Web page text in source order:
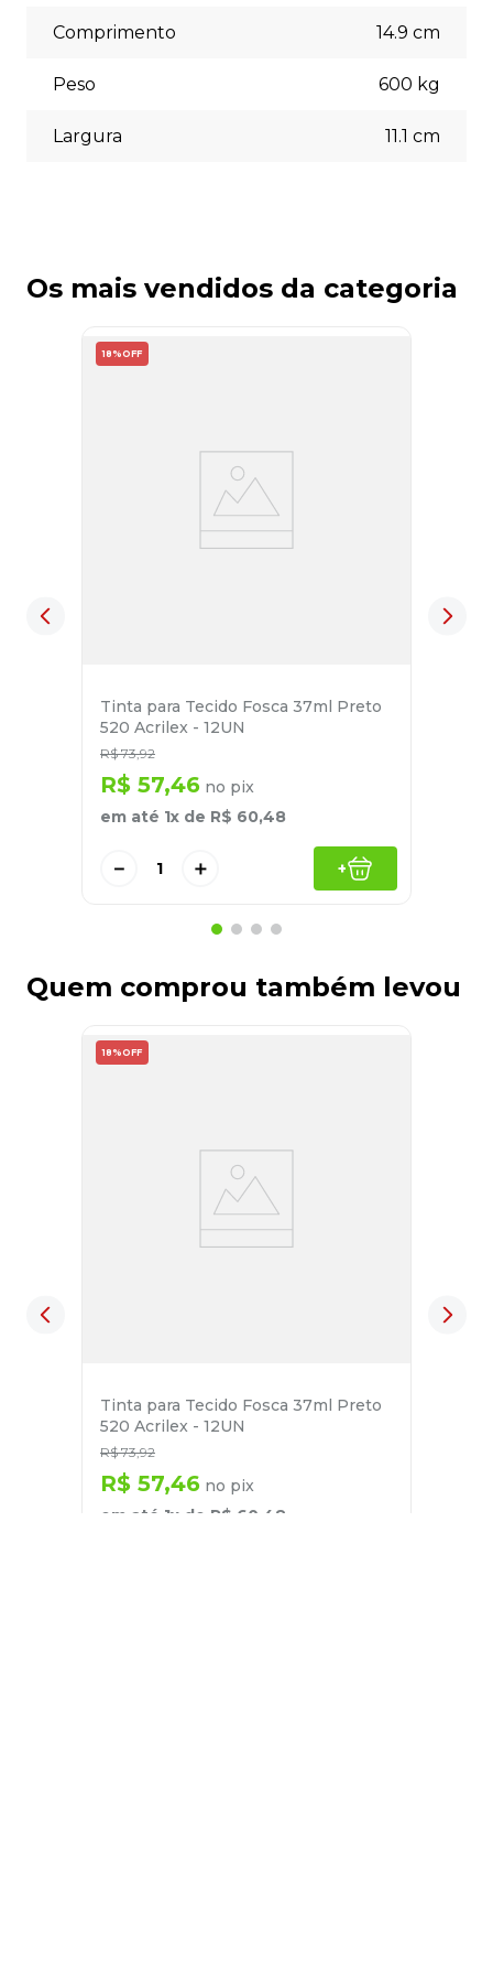
Comprimento 14.9 cm
Peso 600 kg
Largura 11.1 cm
Os mais vendidos da categoria
18% OFF
Tinta para Tecido Fosca 37ml Preto
520 Acrilex - 12UN
R$ 73,92
R$ 57,46 no pix
em até 1x de R$ 60,48
＋
－ +
Quem comprou também levou
18% OFF
Tinta para Tecido Fosca 37ml Preto
520 Acrilex - 12UN
R$ 73,92
R$ 57,46 no pix
em até 1x de R$ 60 48